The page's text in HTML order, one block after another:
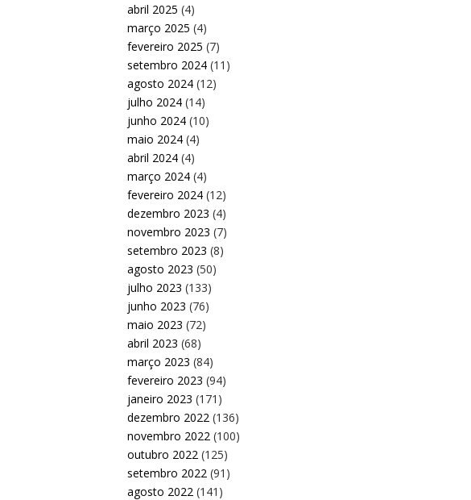
abril 2025 (4)
março 2025 (4)
fevereiro 2025 (7)
setembro 2024 (11)
agosto 2024 (12)
julho 2024 (14)
junho 2024 (10)
maio 2024 (4)
abril 2024 (4)
março 2024 (4)
fevereiro 2024 (12)
dezembro 2023 (4)
novembro 2023 (7)
setembro 2023 (8)
agosto 2023 (50)
julho 2023 (133)
junho 2023 (76)
maio 2023 (72)
abril 2023 (68)
março 2023 (84)
fevereiro 2023 (94)
janeiro 2023 (171)
dezembro 2022 (136)
novembro 2022 (100)
outubro 2022 (125)
setembro 2022 (91)
agosto 2022 (141)